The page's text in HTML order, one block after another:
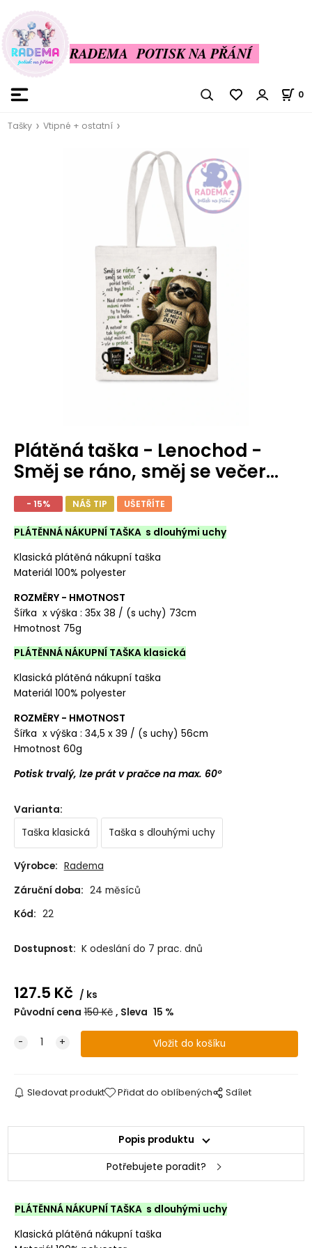
RADEMA POTISK NA PŘÁNÍ
0
Tašky Vtipné + ostatní
Plátěná taška - Lenochod -
Směj se ráno, směj se večer...
- 15% NÁŠ TIP UŠETŘÍTE
PLÁTĚNNÁ NÁKUPNÍ TAŠKA s dlouhými uchy
Klasická plátěná nákupní taška
Materiál 100% polyester
ROZMĚRY - HMOTNOST
Šířka x výška : 35x 38 / (s uchy) 73cm
Hmotnost 75g
PLÁTĚNNÁ NÁKUPNÍ TAŠKA klasická
Klasická plátěná nákupní taška
Materiál 100% polyester
ROZMĚRY - HMOTNOST
Šířka x výška : 34,5 x 39 / (s uchy) 56cm
Hmotnost 60g
Potisk trvalý, lze prát v pračce na max. 60°
Varianta:
Taška klasická
Taška s dlouhými uchy
Výrobce: Radema
Záruční doba: 24 měsíců
Kód: 22
Dostupnost: K odeslání do 7 prac. dnů
127.5 Kč
ks
Původní cena 150Kč Sleva 15 %
Sledovat produkt Přidat do oblíbených Sdílet
Popis produktu
Potřebujete poradit?
PLÁTĚNNÁ NÁKUPNÍ TAŠKA s dlouhými uchy
Klasická plátěná nákupní taška